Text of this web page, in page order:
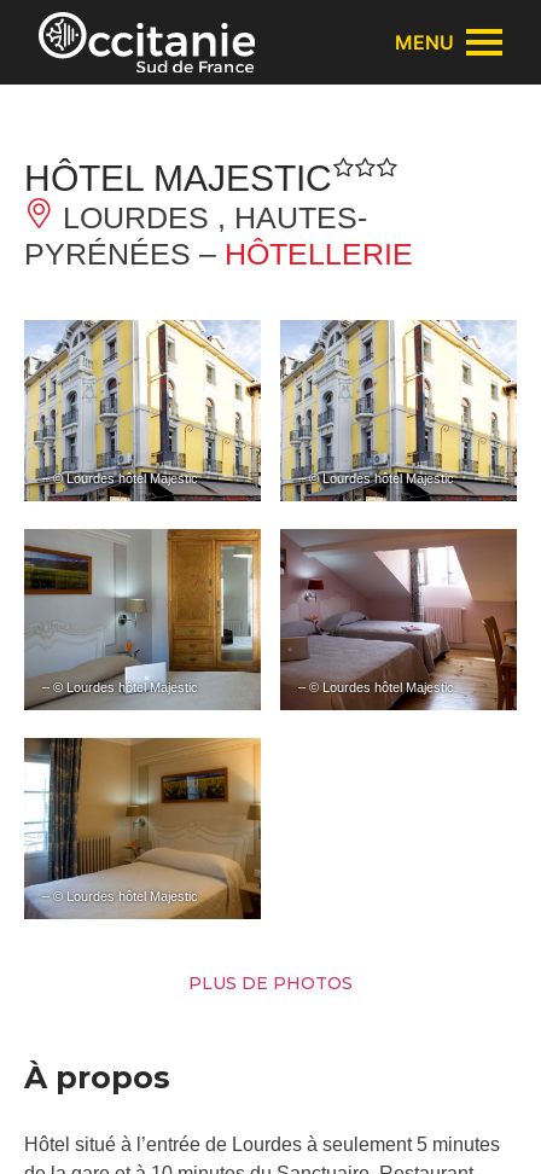
Panneau de gestion des cookies
MENU
HÔTEL MAJESTIC
LOURDES , HAUTES-
PYRÉNÉES – HÔTELLERIE
– © Lourdes hôtel Majestic – © Lourdes hôtel Majestic
– © Lourdes hôtel Majestic – © Lourdes hôtel Majestic
– © Lourdes hôtel Majestic
PLUS DE PHOTOS
À propos
Hôtel situé à l’entrée de Lourdes à seulement 5 minutes